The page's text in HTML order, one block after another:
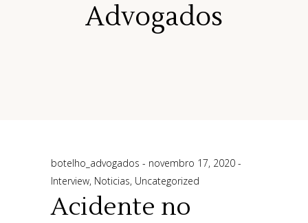
Advogados
botelho_advogados
novembro 17, 2020
Interview, Noticias, Uncategorized
Acidente no